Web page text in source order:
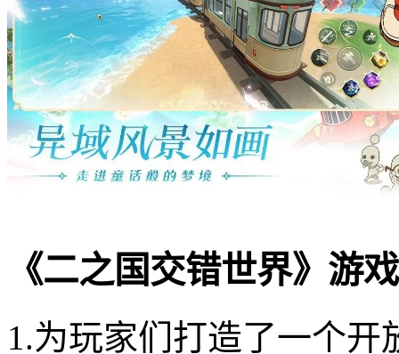
《二之国交错世界》游
1.为玩家们打造了一个